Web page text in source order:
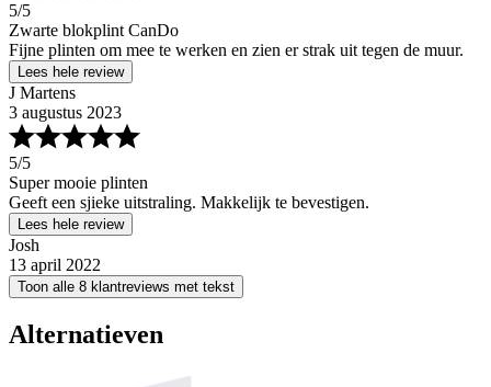
5/5
Zwarte blokplint CanDo
Fijne plinten om mee te werken en zien er strak uit tegen de muur.
Lees hele review
J Martens
3 augustus 2023
5/5
Super mooie plinten
Geeft een sjieke uitstraling. Makkelijk te bevestigen.
Lees hele review
Josh
13 april 2022
Toon alle 8 klantreviews met tekst
Alternatieven